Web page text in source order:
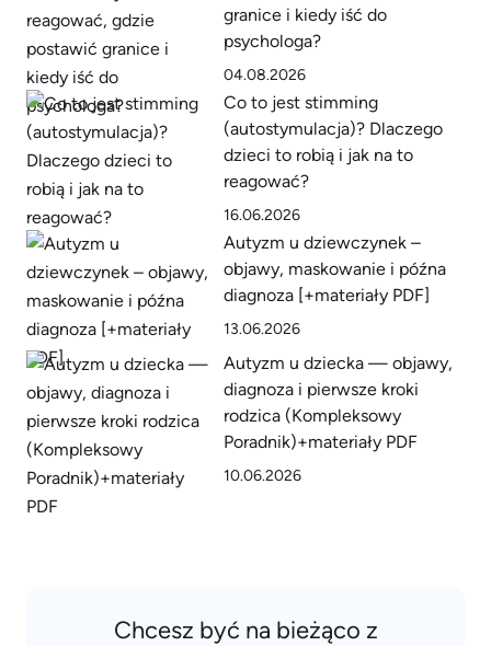
granice i kiedy iść do
psychologa?
04.08.2026
Co to jest stimming
(autostymulacja)? Dlaczego
dzieci to robią i jak na to
reagować?
16.06.2026
Autyzm u dziewczynek –
objawy, maskowanie i późna
diagnoza [+materiały PDF]
13.06.2026
Autyzm u dziecka — objawy,
diagnoza i pierwsze kroki
rodzica (Kompleksowy
Poradnik)+materiały PDF
10.06.2026
Chcesz być na bieżąco z